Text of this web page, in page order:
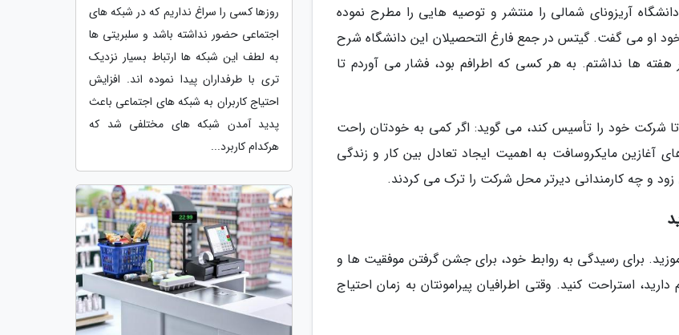
آریزونای شمالی را منتشر و توصیه هایی را مطرح نموده
او می گفت. گیتس در جمع فارغ التحصیلان این دانشگاه شرح
ها نداشتم. به هر کسی که اطرافم بود، فشار می آوردم تا
شرکت خود را تأسیس کند، می گوید: اگر کمی به خودتان راحت
آغازین مایکروسافت به اهمیت ایجاد تعادل بین کار و زندگی
زود و چه کارمندانی دیرتر محل شرکت را ترک می کردند.
برای رسیدگی به روابط خود، برای جشن گرفتن موفقیت ها و
استراحت کنید. وقتی اطرافیان پیرامونتان به زمان احتیاج
روزها کسی را سراغ نداریم که در شبکه های
اجتماعی حضور نداشته باشد و سلبریتی ها
به لطف این شبکه ها ارتباط بسیار نزدیک
تری با طرفداران پیدا نموده اند. افزایش
احتیاج کاربران به شبکه های اجتماعی باعث
پدید آمدن شبکه های مختلفی شد که
هرکدام کاربرد...